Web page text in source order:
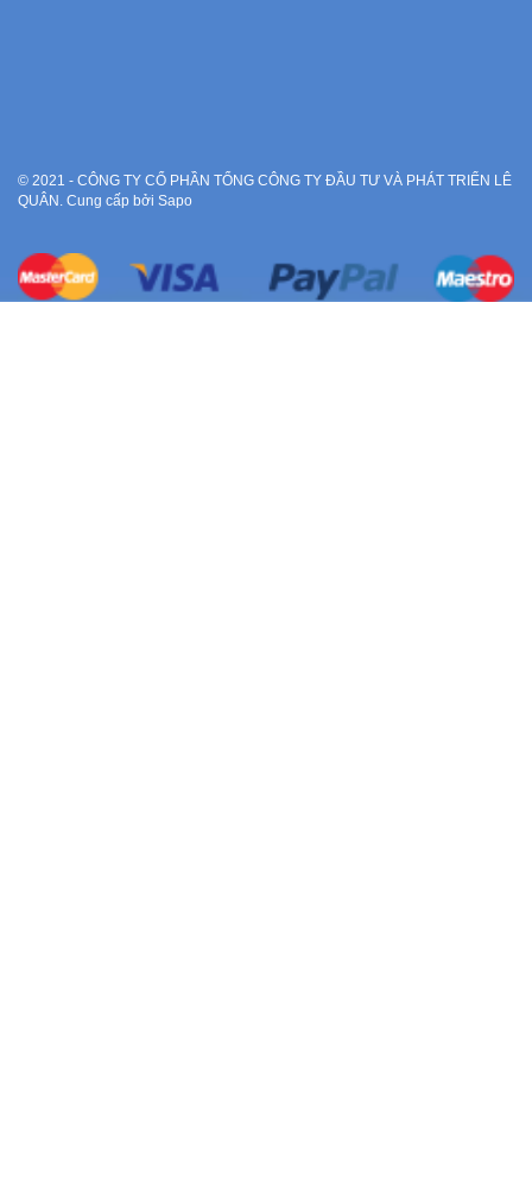
© 2021 - CÔNG TY CỔ PHẦN TỔNG CÔNG TY ĐẦU TƯ VÀ PHÁT TRIỂN LÊ
QUÂN. Cung cấp bởi Sapo